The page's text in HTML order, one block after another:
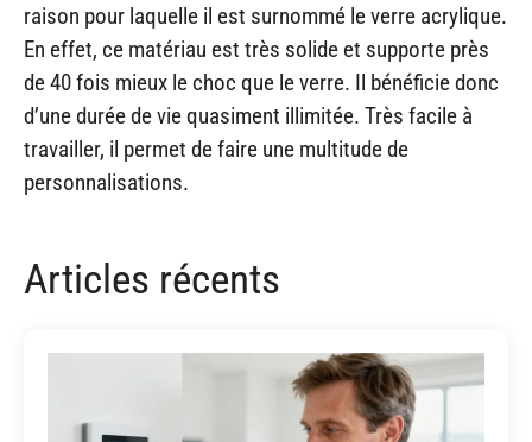
raison pour laquelle il est surnommé le verre acrylique.
En effet, ce matériau est très solide et supporte près
de 40 fois mieux le choc que le verre. Il bénéficie donc
d’une durée de vie quasiment illimitée. Très facile à
travailler, il permet de faire une multitude de
personnalisations.
Articles récents